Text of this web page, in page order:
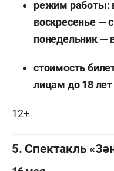
режим работы:
воскресенье —
понедельник —
стоимость
лицам до 18
12+
5. Спектакль